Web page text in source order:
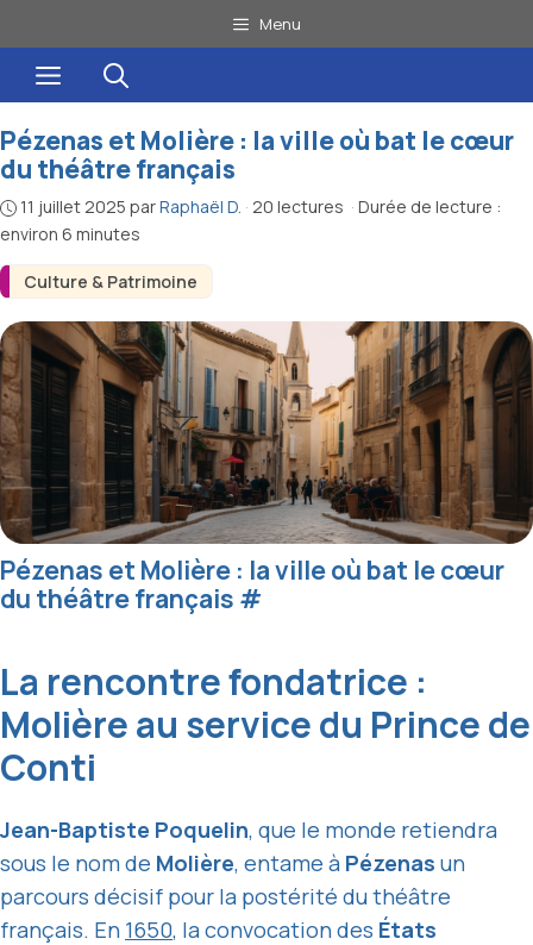
au
contenu
Menu
Menu
Culture & Patrimoine
Pézenas et Molière : la ville où bat le cœur
du théâtre français
11 juillet 2025 parRaphaël D. · 20 lectures · Durée de lecture :
environ 6 minutes
Pézenas et Molière : la ville où bat le cœur
du théâtre français #
La rencontre fondatrice :
Molière au service du Prince de
Conti
Jean-Baptiste Poquelin, que le monde retiendra
sous le nom de Molière, entame à Pézenas un
parcours décisif pour la postérité du théâtre
français. En 1650, la convocation des États